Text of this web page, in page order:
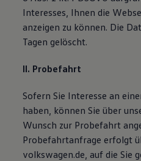
Bulli Magazin
Fahrzeugabholung ab
Uptime
Interesses, Ihnen die
anzeigen zu können. Die
Tagen gelöscht.
II. Probefahrt
Sofern Sie Interesse an
haben, können Sie über
Wunsch zur Probefahrt
Probefahrtanfrage erfolgt
volkswagen.de, auf die Sie